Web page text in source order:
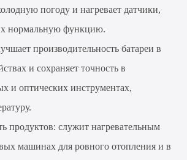
погоду и нагревает датчики,
нормальную функцию.
производительность батареи в
и сохраняет точность в
и оптических инструментах,
продуктов: служит нагревательным
машинах для ровного отопления и в